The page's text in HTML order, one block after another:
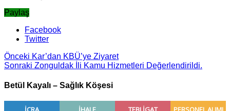
Paylaş
Facebook
Twitter
Önceki Kar’dan KBÜ’ye Ziyaret
Sonraki Zonguldak İli Kamu Hizmetleri Değerlendirildi.
Betül Kayalı – Sağlık Köşesi